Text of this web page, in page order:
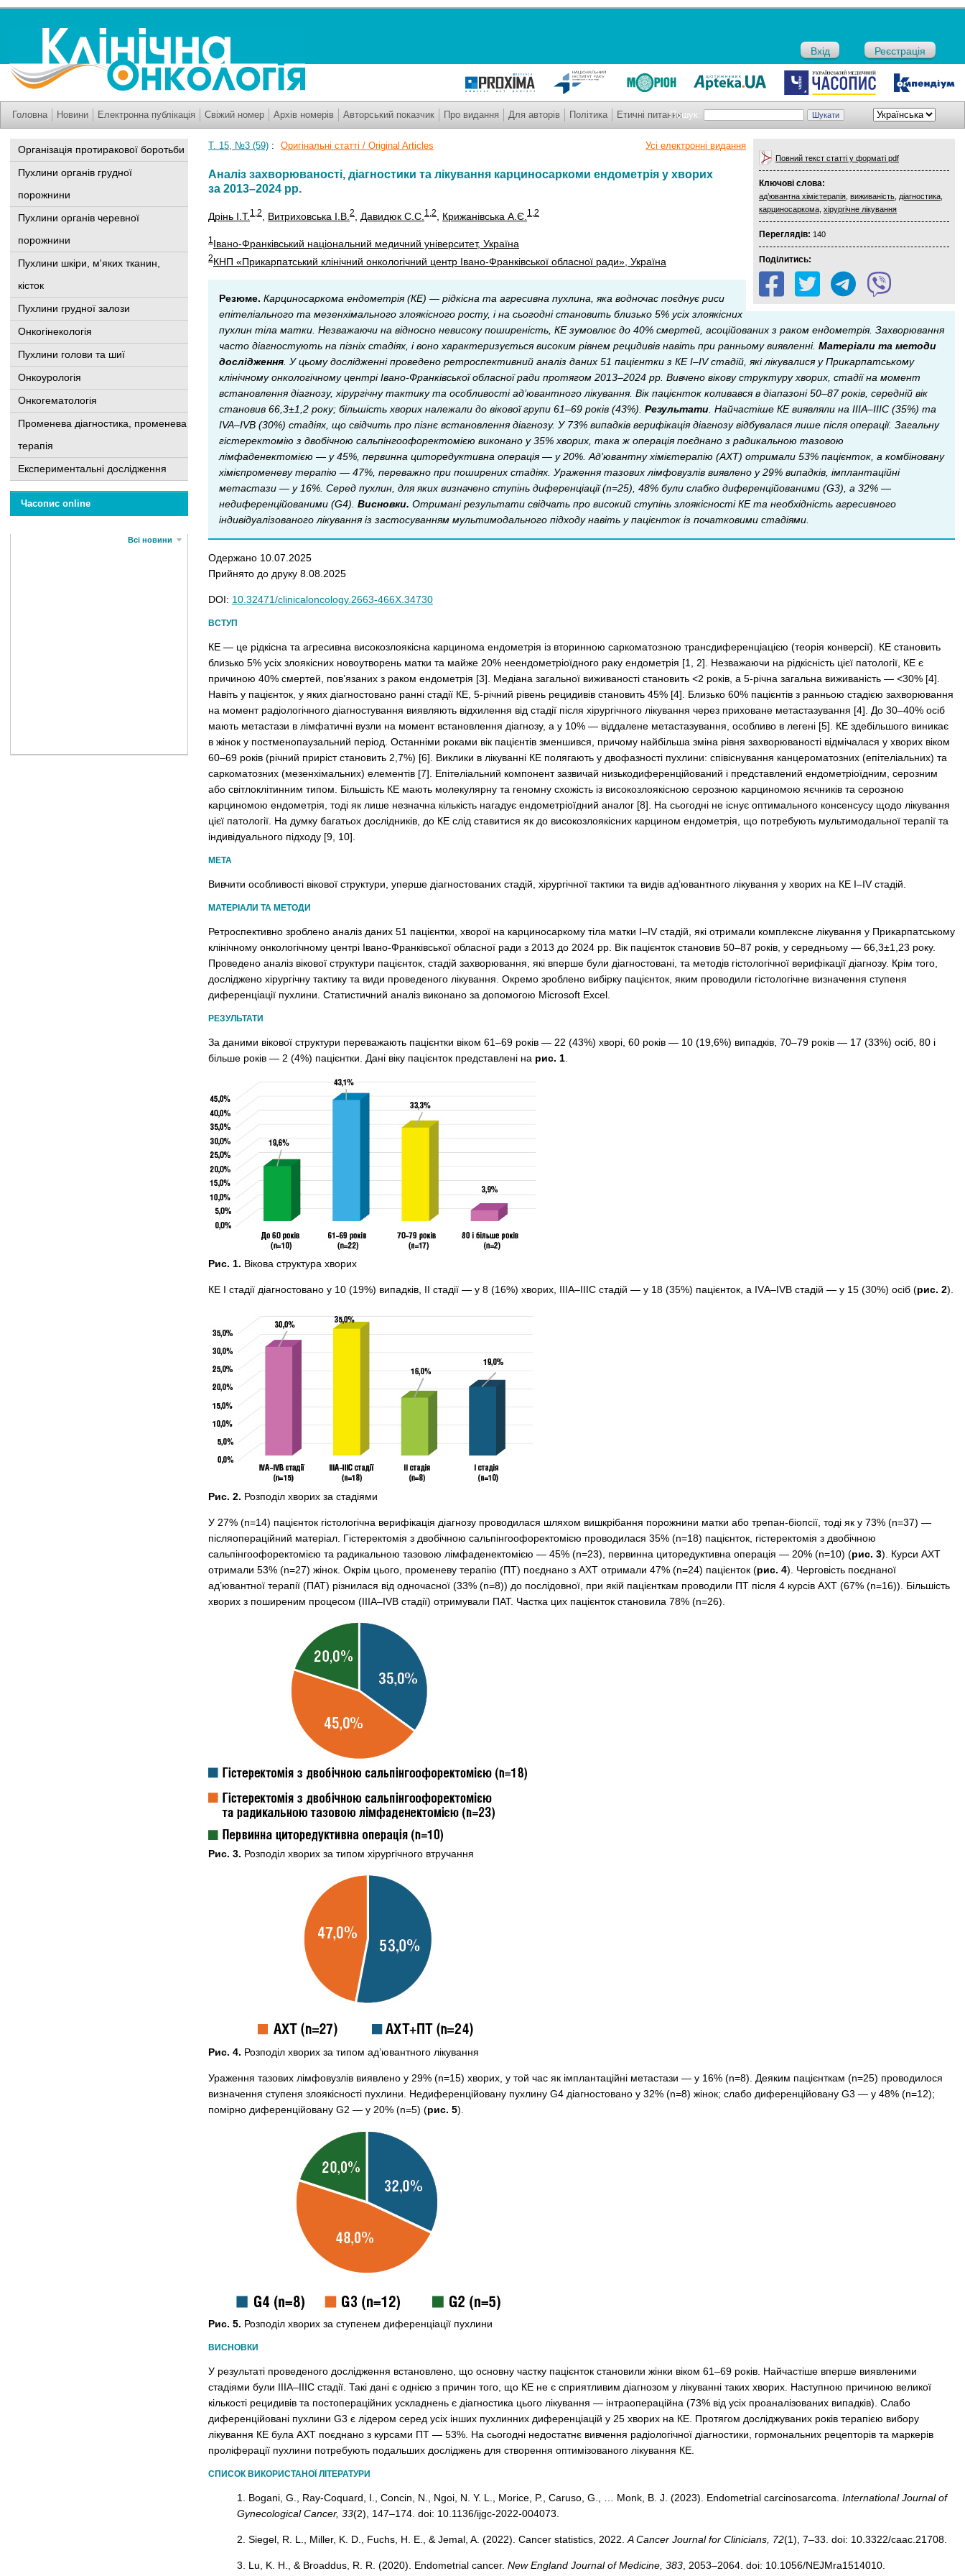
Вхід Реєстрація
Пошук:
Головна Новини Електронна публікація Свіжий номер Архів номерів Авторський показчик Про видання Для авторів Політика Етичні питання
Організація протиракової боротьби
Пухлини органів грудної
порожнини
Пухлини органів черевної
порожнини
Пухлини шкіри, м'яких тканин,
кісток
Пухлини грудної залози
Онкогінекологія
Пухлини голови та шиї
Онкоурологія
Онкогематологія
Променева діагностика, променева
терапія
Експериментальні дослідження
Часопис online
Всі новини
Повний текст статті у форматі pdf
Ключові слова:
ад’ювантна хімієтерапія виживаність діагностика
карциносаркома хірургічне лікування
Переглядів: 140
Поділитись:
Усі електронні видання
Т. 15, №3 (59) : Оригінальні статті / Original Articles
Аналіз захворюваності, діагностики та лікування карциносаркоми ендометрія у хворих
за 2013–2024 рр.
Дрінь І.Т. 1 ,2 Витриховська І.В. 2 Давидюк С.С. 1 ,2 Крижанівська А.Є. 1 ,2
1Івано-Франківський національний медичний університет, Україна
2КНП «Прикарпатський клінічний онкологічний центр Івано-Франківської обласної ради», Україна
Резюме. Карциносаркома ендометрія (КЕ) — рідкісна та агресивна пухлина, яка водночас поєднує риси
епітеліального та мезенхімального злоякісного росту, і на сьогодні становить близько 5% усіх злоякісних
пухлин тіла матки. Незважаючи на відносно невисоку поширеність, КЕ зумовлює до 40% смертей, асоційованих з раком ендометрія. Захворювання
часто діагностують на пізніх стадіях, і воно характеризується високим рівнем рецидивів навіть при ранньому виявленні. Матеріали та методи
дослідження . У цьому дослідженні проведено ретроспективний аналіз даних 51 пацієнтки з КЕ І–IV стадій, які лікувалися у Прикарпатському
клінічному онкологічному центрі Івано-Франківської обласної ради протягом 2013–2024 рр. Вивчено вікову структуру хворих, стадії на момент
встановлення діагнозу, хірургічну тактику та особливості ад’ювантного лікування. Вік пацієнток коливався в діапазоні 50–87 років, середній вік
становив 66,3±1,2 року; більшість хворих належали до вікової групи 61–69 років (43%). Результати . Найчастіше КЕ виявляли на ІІІА–ІІІС (35%) та
IVA–IVB (30%) стадіях, що свідчить про пізнє встановлення діагнозу. У 73% випадків верифікація діагнозу відбувалася лише після операції. Загальну
гістеректомію з двобічною сальпінгоофоректомією виконано у 35% хворих, така ж операція поєднано з радикальною тазовою
лімфаденектомією — у 45%, первинна циторедуктивна операція — у 20%. Ад’ювантну хімієтерапію (АХТ) отримали 53% пацієнток, а комбіновану
хімієпроменеву терапію — 47%, переважно при поширених стадіях. Ураження тазових лімфовузлів виявлено у 29% випадків, імплантаційні
метастази — у 16%. Серед пухлин, для яких визначено ступінь диференціації (n=25), 48% були слабко диференційованими (G3), а 32% —
недиференційованими (G4). Висновки. Отримані результати свідчать про високий ступінь злоякісності КЕ та необхідність агресивного
індивідуалізованого лікування із застосуванням мультимодального підходу навіть у пацієнток із початковими стадіями.
Одержано 10.07.2025
Прийнято до друку 8.08.2025
DOI: 10.32471/clinicaloncology.2663-466X.34730
ВСТУП
КЕ — це рідкісна та агресивна високозлоякісна карцинома ендометрія із вторинною саркоматозною трансдиференціацією (теорія конверсії). КЕ становить
близько 5% усіх злоякісних новоутворень матки та майже 20% неендометріоїдного раку ендометрія [1, 2]. Незважаючи на рідкісність цієї патології, КЕ є
причиною 40% смертей, пов’язаних з раком ендометрія [3]. Медіана загальної виживаності становить <2 років, а 5-річна загальна виживаність — <30% [4].
Навіть у пацієнток, у яких діагностовано ранні стадії КЕ, 5-річний рівень рецидивів становить 45% [4]. Близько 60% пацієнтів з ранньою стадією захворювання
на момент радіологічного діагностування виявляють відхилення від стадії після хірургічного лікування через приховане метастазування [4]. До 30–40% осіб
мають метастази в лімфатичні вузли на момент встановлення діагнозу, а у 10% — віддалене метастазування, особливо в легені [5]. КЕ здебільшого виникає
в жінок у постменопаузальний період. Останніми роками вік пацієнтів зменшився, причому найбільша зміна рівня захворюваності відмічалася у хворих віком
60–69 років (річний приріст становить 2,7%) [6]. Виклики в лікуванні КЕ полягають у двофазності пухлини: співіснування канцероматозних (епітеліальних) та
саркоматозних (мезенхімальних) елементів [7]. Епітеліальний компонент зазвичай низькодиференційований і представлений ендометріоїдним, серозним
або світлоклітинним типом. Більшість КЕ мають молекулярну та геномну схожість із високозлоякісною серозною карциномою яєчників та серозною
карциномою ендометрія, тоді як лише незначна кількість нагадує ендометріоїдний аналог [8]. На сьогодні не існує оптимального консенсусу щодо лікування
цієї патології. На думку багатьох дослідників, до КЕ слід ставитися як до високозлоякісних карцином ендометрія, що потребують мультимодальної терапії та
індивідуального підходу [9, 10].
МЕТА
Вивчити особливості вікової структури, уперше діагностованих стадій, хірургічної тактики та видів ад’ювантного лікування у хворих на КЕ І–ІV стадій.
МАТЕРІАЛИ ТА МЕТОДИ
Ретроспективно зроблено аналіз даних 51 пацієнтки, хворої на карциносаркому тіла матки І–IV стадій, які отримали комплексне лікування у Прикарпатському
клінічному онкологічному центрі Івано-Франківської обласної ради з 2013 до 2024 рр. Вік пацієнток становив 50–87 років, у середньому — 66,3±1,23 року.
Проведено аналіз вікової структури пацієнток, стадій захворювання, які вперше були діагностовані, та методів гістологічної верифікації діагнозу. Крім того,
досліджено хірургічну тактику та види проведеного лікування. Окремо зроблено вибірку пацієнток, яким проводили гістологічне визначення ступеня
диференціації пухлини. Статистичний аналіз виконано за допомогою Microsoft Excel.
РЕЗУЛЬТАТИ
За даними вікової структури переважають пацієнтки віком 61–69 років — 22 (43%) хворі, 60 років — 10 (19,6%) випадків, 70–79 років — 17 (33%) осіб, 80 і
більше років — 2 (4%) пацієнтки. Дані віку пацієнток представлені на рис. 1
Рис. 1. Вікова структура хворих
КЕ І стадії діагностовано у 10 (19%) випадків, ІІ стадії — у 8 (16%) хворих, ІІІА–ІІІС стадій — у 18 (35%) пацієнток, а IVА–IVB стадій — у 15 (30%) осіб (рис. 2).
Рис. 2. Розподіл хворих за стадіями
У 27% (n=14) пацієнток гістологічна верифікація діагнозу проводилася шляхом вишкрібання порожнини матки або трепан-біопсії, тоді як у 73% (n=37) —
післяопераційний матеріал. Гістеректомія з двобічною сальпінгоофоректомією проводилася 35% (n=18) пацієнток, гістеректомія з двобічною
сальпінгоофоректомією та радикальною тазовою лімфаденектомією — 45% (n=23), первинна циторедуктивна операція — 20% (n=10) (рис. 3). Курси АХТ
отримали 53% (n=27) жінок. Окрім цього, променеву терапію (ПТ) поєднано з АХТ отримали 47% (n=24) пацієнток (рис. 4). Черговість поєднаної
ад’ювантної терапії (ПАТ) різнилася від одночасної (33% (n=8)) до послідовної, при якій пацієнткам проводили ПТ після 4 курсів АХТ (67% (n=16)). Більшість
хворих з поширеним процесом (IIIA–IVB стадії) отримували ПАТ. Частка цих пацієнток становила 78% (n=26).
Рис. 3. Розподіл хворих за типом хірургічного втручання
Рис. 4. Розподіл хворих за типом ад’ювантного лікування
Ураження тазових лімфовузлів виявлено у 29% (n=15) хворих, у той час як імплантаційні метастази — у 16% (n=8). Деяким пацієнткам (n=25) проводилося
визначення ступеня злоякісності пухлини. Недиференційовану пухлину G4 діагностовано у 32% (n=8) жінок; слабо диференційовану G3 — у 48% (n=12);
помірно диференційовану G2 — у 20% (n=5) (рис. 5).
Рис. 5. Розподіл хворих за ступенем диференціації пухлини
ВИСНОВКИ
У результаті проведеного дослідження встановлено, що основну частку пацієнток становили жінки віком 61–69 років. Найчастіше вперше виявленими
стадіями були ІІІА–ІІІС стадії. Такі дані є однією з причин того, що КЕ не є сприятливим діагнозом у лікуванні таких хворих. Наступною причиною великої
кількості рецидивів та пост­операційних ускладнень є діагностика цього лікування — інтраопераційна (73% від усіх проаналізованих випадків). Слабо
диференційовані пухлини G3 є лідером серед усіх інших пухлинних диференціацій у 25 хворих на КЕ. Протягом досліджуваних років терапією вибору
лікування КЕ була АХТ поєднано з курсами ПТ — 53%. На сьогодні недостатнє вивчення радіологічної діагностики, гормональних рецепторів та маркерів
проліферації пухлини потребують подальших досліджень для створення оптимізованого лікування КЕ.
СПИСОК ВИКОРИСТАНОЇ ЛІТЕРАТУРИ
1. Bogani, G., Ray-Coquard, I., Concin, N., Ngoi, N. Y. L., Morice, P., Caruso, G., … Monk, B. J. (2023). Endometrial carcinosarcoma. International Journal of
Gynecological Cancer, 33(2), 147–174. doi: 10.1136/ijgc-2022-004073.
2. Siegel, R. L., Miller, K. D., Fuchs, H. E., & Jemal, A. (2022). Cancer statistics, 2022. A Cancer Journal for Clinicians, 72(1), 7–33. doi: 10.3322/caac.21708.
3. Lu, K. H., & Broaddus, R. R. (2020). Endometrial cancer. New England Journal of Medicine, 383 , 2053–2064. doi: 10.1056/NEJMra1514010.